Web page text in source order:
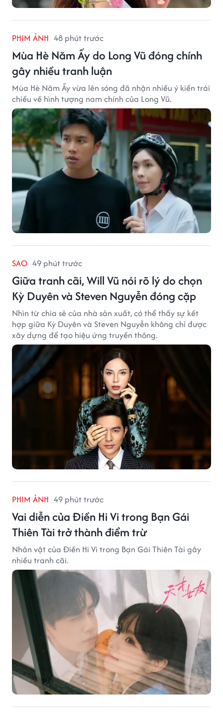
PHIM ẢNH 48 phút trước
Mùa Hè Năm Ấy do Long Vũ đóng chính
gây nhiều tranh luận
Mùa Hè Năm Ấy vừa lên sóng đã nhận nhiều ý kiến trái
chiều về hình tượng nam chính của Long Vũ.
SAO 49 phút trước
Giữa tranh cãi, Will Vũ nói rõ lý do chọn
Kỳ Duyên và Steven Nguyễn đóng cặp
Nhìn từ chia sẻ của nhà sản xuất, có thể thấy sự kết
hợp giữa Kỳ Duyên và Steven Nguyễn không chỉ được
xây dựng để tạo hiệu ứng truyền thông.
PHIM ẢNH 49 phút trước
Vai diễn của Điền Hi Vi trong Bạn Gái
Thiên Tài trở thành điểm trừ
Nhân vật của Điền Hi Vi trong Bạn Gái Thiên Tài gây
nhiều tranh cãi.